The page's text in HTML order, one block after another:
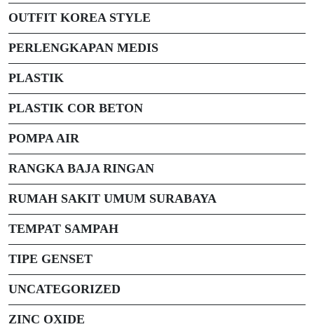
OUTFIT KOREA STYLE
PERLENGKAPAN MEDIS
PLASTIK
PLASTIK COR BETON
POMPA AIR
RANGKA BAJA RINGAN
RUMAH SAKIT UMUM SURABAYA
TEMPAT SAMPAH
TIPE GENSET
UNCATEGORIZED
ZINC OXIDE